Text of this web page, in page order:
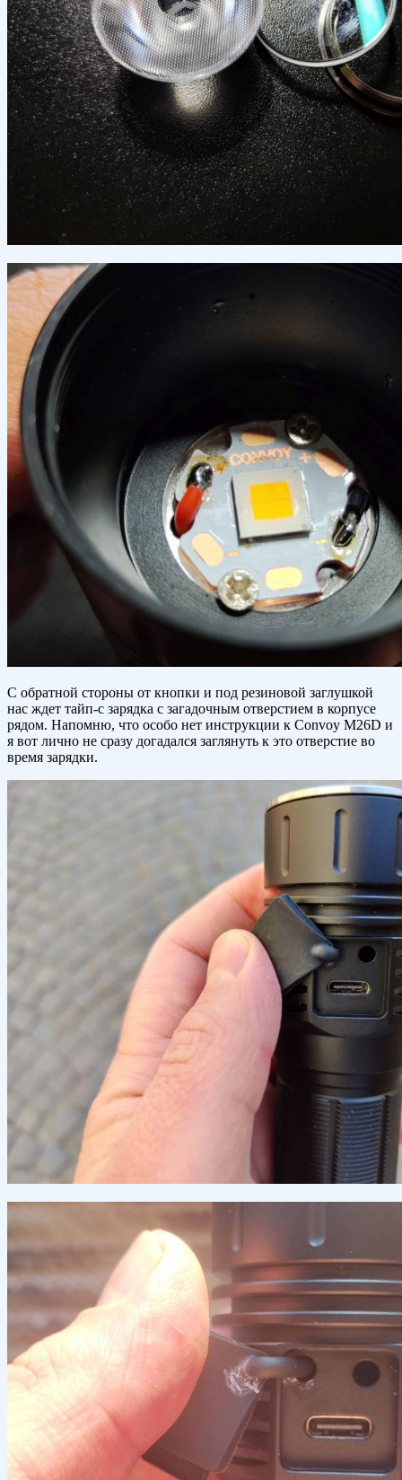
С обратной стороны от кнопки и под резиновой заглушкой
нас ждет тайп-с зарядка с загадочным отверстием в корпусе
рядом. Напомню, что особо нет инструкции к Convoy M26D и
я вот лично не сразу догадался заглянуть к это отверстие во
время зарядки.